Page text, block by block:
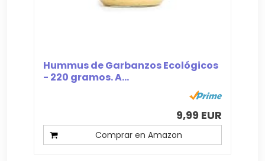
Hummus de Garbanzos Ecológicos
- 220 gramos. A...
9,99 EUR
Comprar en Amazon